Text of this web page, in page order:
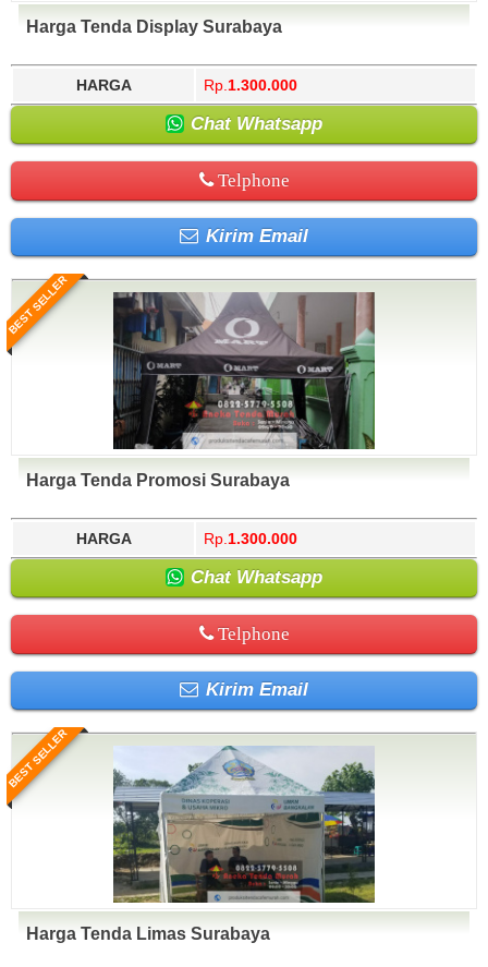
Harga Tenda Display Surabaya
HARGA Rp. 1.300.000
Chat Whatsapp
Telphone
Kirim Email
BEST SELLER
Harga Tenda Promosi Surabaya
HARGA Rp. 1.300.000
Chat Whatsapp
Telphone
Kirim Email
BEST SELLER
Harga Tenda Limas Surabaya